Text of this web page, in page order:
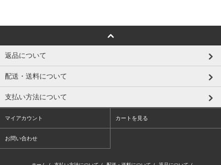
返品について
配送・送料について
支払い方法について
マイアカウント カートを見る
お問い合わせ